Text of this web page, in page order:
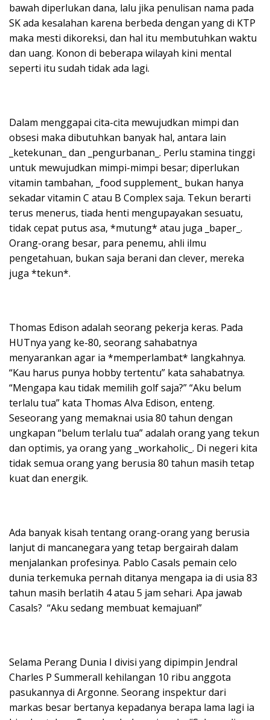
bawah diperlukan dana, lalu jika penulisan nama pada
SK ada kesalahan karena berbeda dengan yang di KTP
maka mesti dikoreksi, dan hal itu membutuhkan waktu
dan uang. Konon di beberapa wilayah kini mental
seperti itu sudah tidak ada lagi.
Dalam menggapai cita-cita mewujudkan mimpi dan
obsesi maka dibutuhkan banyak hal, antara lain
_ketekunan_ dan _pengurbanan_. Perlu stamina tinggi
untuk mewujudkan mimpi-mimpi besar; diperlukan
vitamin tambahan, _food supplement_ bukan hanya
sekadar vitamin C atau B Complex saja. Tekun berarti
terus menerus, tiada henti mengupayakan sesuatu,
tidak cepat putus asa, *mutung* atau juga _baper_.
Orang-orang besar, para penemu, ahli ilmu
pengetahuan, bukan saja berani dan clever, mereka
juga *tekun*.
Thomas Edison adalah seorang pekerja keras. Pada
HUTnya yang ke-80, seorang sahabatnya
menyarankan agar ia *memperlambat* langkahnya.
“Kau harus punya hobby tertentu” kata sahabatnya.
“Mengapa kau tidak memilih golf saja?” “Aku belum
terlalu tua” kata Thomas Alva Edison, enteng.
Seseorang yang memaknai usia 80 tahun dengan
ungkapan “belum terlalu tua” adalah orang yang tekun
dan optimis, ya orang yang _workaholic_. Di negeri kita
tidak semua orang yang berusia 80 tahun masih tetap
kuat dan energik.
Ada banyak kisah tentang orang-orang yang berusia
lanjut di mancanegara yang tetap bergairah dalam
menjalankan profesinya. Pablo Casals pemain celo
dunia terkemuka pernah ditanya mengapa ia di usia 83
tahun masih berlatih 4 atau 5 jam sehari. Apa jawab
Casals? “Aku sedang membuat kemajuan!”
Selama Perang Dunia I divisi yang dipimpin Jendral
Charles P Summerall kehilangan 10 ribu anggota
pasukannya di Argonne. Seorang inspektur dari
markas besar bertanya kepadanya berapa lama lagi ia